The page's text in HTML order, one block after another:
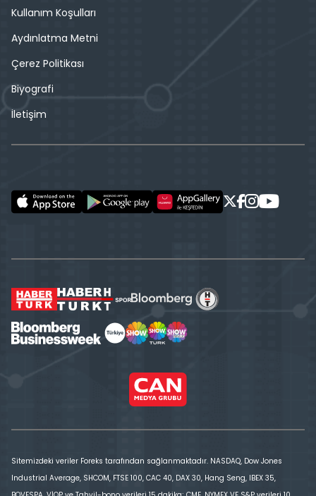
Kullanım Koşulları
Aydınlatma Metni
Çerez Politikası
Biyografi
İletişim
Sitemizdeki veriler Foreks tarafından sağlanmaktadır. NASDAQ, Dow Jones
Industrial Average, SHCOM, FTSE 100, CAC 40, DAX 30, Hang Seng, IBEX 35,